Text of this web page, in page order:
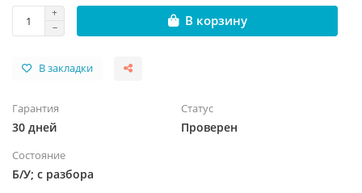
В корзину
В закладки
Гарантия
30 дней
Статус
Проверен
Состояние
Б/У; с разбора